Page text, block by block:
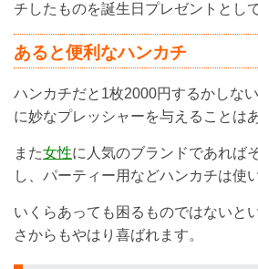
チしたものを誕生日プレゼントとし
あると便利なハンカチ
ハンカチだと1枚2000円するかしな
に妙なプレッシャーを与えることは
また女性に人気のブランドであれば
し、パーティー用などハンカチは使
いくらあっても困るものではないと
さからもやはり喜ばれます。